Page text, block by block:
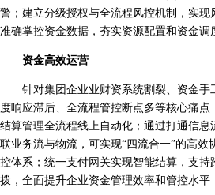
警；建立分级授权与全流程风控机制，实现
准确掌控资金数据，夯实资源配置和资金调
资金高效运营
针对集团企业业财资系统割裂、资金手
度响应滞后、全流程管控断点多等核心痛
结算管理全流程线上自动化；通过打通信息
联业务流与物流，可实现“四流合一”的高效
控体系；统一支付网关实现智能结算，支持
拨，全面提升企业资金管理效率和管控水平